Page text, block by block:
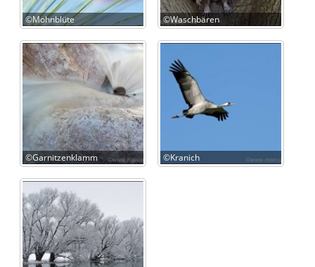
©Mohnblüte ©Waschbären
©Garnitzenklamm ©Kranich